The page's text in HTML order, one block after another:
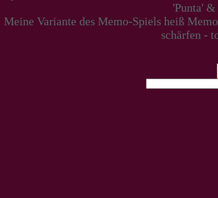
'Punta'
Meine Variante des Memo-Spiels heiß
schärfen -